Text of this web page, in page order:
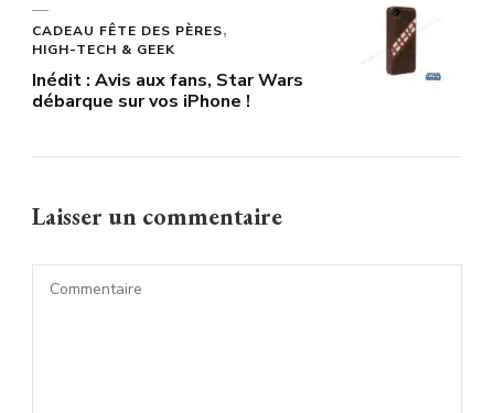
CADEAU FÊTE DES PÈRES
HIGH-TECH & GEEK
Inédit : Avis aux fans, Star Wars
débarque sur vos iPhone !
Laisser un commentaire